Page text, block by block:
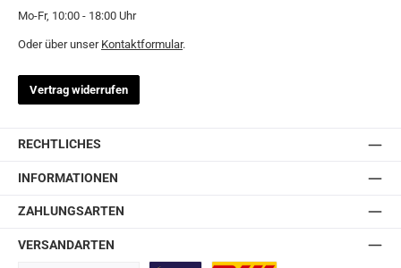
Mo-Fr, 10:00 - 18:00 Uhr
Oder über unser Kontaktformular.
Vertrag widerrufen
RECHTLICHES
INFORMATIONEN
ZAHLUNGSARTEN
VERSANDARTEN